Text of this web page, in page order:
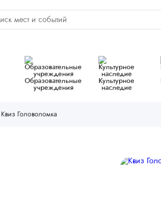
Образовательные
учреждения
Культурное
наследие
Квиз Головоломка